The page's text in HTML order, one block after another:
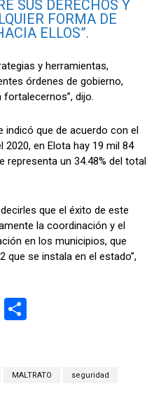
SUS DERECHOS Y
FORMA DE
ELLOS”.
y herramientas,
órdenes de gobierno,
dijo.
indicó que de acuerdo con el
2020, en Elota hay 19 mil 84
representa un 34.48% del total
que el éxito de este
la coordinación y el
en los municipios, que
que se instala en el estado”,
E
p
MALTRATO seguridad